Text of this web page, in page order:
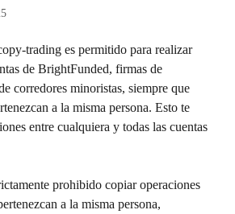
trading es permitido para realizar
de BrightFunded, firmas de
corredores minoristas, siempre que
a la misma persona. Esto te
entre cualquiera y todas las cuentas
prohibido copiar operaciones
a la misma persona,